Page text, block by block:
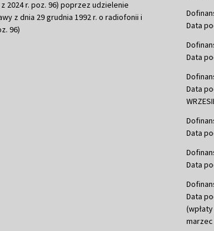
2024 r. poz. 96) poprzez udzielenie
z dnia 29 grudnia 1992 r. o radiofonii i
96)
Data
Data
Data
Data
Data
Data
marzec